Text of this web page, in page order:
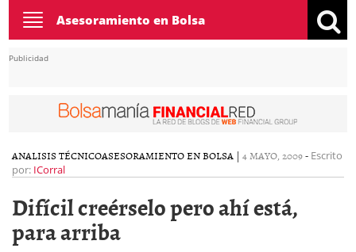
Toggle
navigation
Asesoramiento en Bolsa
Publicidad
ANALISIS TÉCNICOASESORAMIENTO EN BOLSA | 4 MAYO, 2009- Escrito
por: ICorral
Difícil creérselo pero ahí está,
para arriba